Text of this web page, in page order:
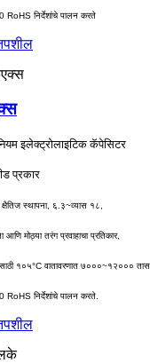
RoHS निर्देशांचे पालन करते
इलेक्ट्रोलाइटिक कॅपेसिटर
प्रकार
स्थापना, ६.३~व्यास १८,
आणि मोठ्या तरंग प्रवाहाचा प्रतिकार,
१०५°C वातावरणात ७०००~१२००० तास,
निर्देशांचे पालन करते.